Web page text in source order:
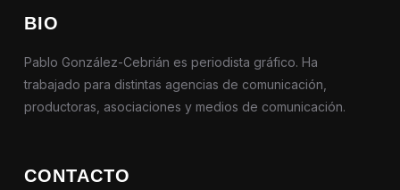
BIO
Pablo González-Cebrián es periodista gráfico. Ha
trabajado para distintas agencias de comunicación,
productoras, asociaciones y medios de comunicación.
CONTACTO